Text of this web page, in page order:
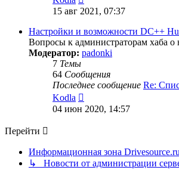
к
последнему
сообщению
15 авг 2021, 07:37
Настройки и возможности DC++
Вопросы к администраторам хаба
Модератор: padonki
7 Темы
64 Сообщения
Последнее сообщение Re:
Kodla
к
последнему
04 июн 2020, 14:57
Перейти
Информационная зона Drivesource.ru
↳ Новости от администрации